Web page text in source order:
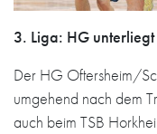
3. Liga: HG
Der HG Oftersheim/
umgehend nach dem
auch beim TSB